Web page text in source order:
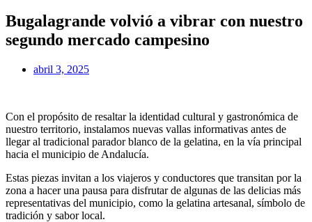
Bugalagrande volvió a vibrar con nuestro
segundo mercado campesino
abril 3, 2025
Con el propósito de resaltar la identidad cultural y gastronómica de
nuestro territorio, instalamos nuevas vallas informativas antes de
llegar al tradicional parador blanco de la gelatina, en la vía principal
hacia el municipio de Andalucía.
Estas piezas invitan a los viajeros y conductores que transitan por la
zona a hacer una pausa para disfrutar de algunas de las delicias más
representativas del municipio, como la gelatina artesanal, símbolo de
tradición y sabor local.